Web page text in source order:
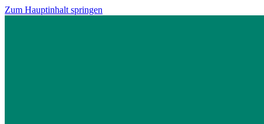
Zum Hauptinhalt springen